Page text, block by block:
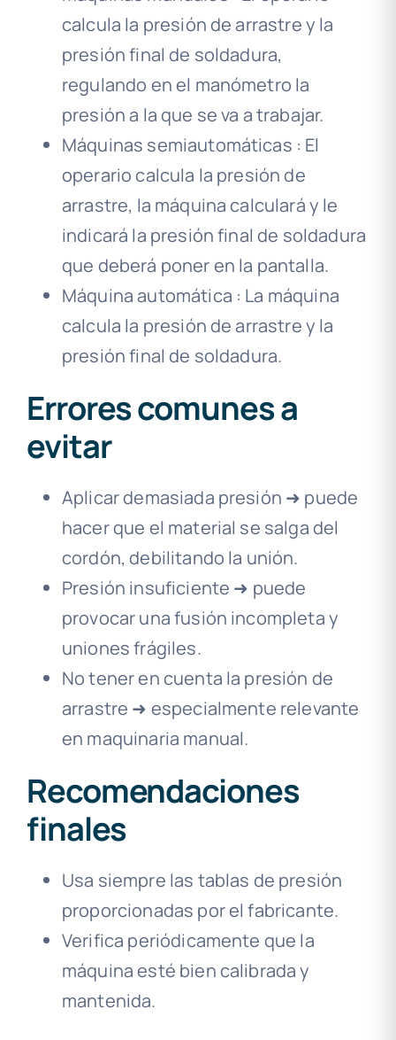
calcula la presión de arrastre y la
presión final de soldadura,
regulando en el manómetro la
presión a la que se va a trabajar.
Máquinas semiautomáticas : El
operario calcula la presión de
arrastre, la máquina calculará y le
indicará la presión final de soldadura
que deberá poner en la pantalla.
Máquina automática : La máquina
calcula la presión de arrastre y la
presión final de soldadura.
Errores comunes a
evitar
Aplicar demasiada presión ➜ puede
hacer que el material se salga del
cordón, debilitando la unión.
Presión insuficiente ➜ puede
provocar una fusión incompleta y
uniones frágiles.
No tener en cuenta la presión de
arrastre ➜ especialmente relevante
en maquinaria manual.
Recomendaciones
finales
Usa siempre las tablas de presión
proporcionadas por el fabricante.
Verifica periódicamente que la
máquina esté bien calibrada y
mantenida.